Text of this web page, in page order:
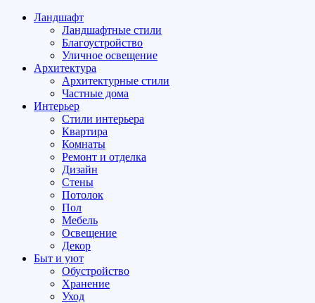
Ландшафт
Ландшафтные стили
Благоустройство
Уличное освещение
Архитектура
Архитектурные стили
Частные дома
Интерьер
Стили интерьера
Квартира
Комнаты
Ремонт и отделка
Дизайн
Стены
Потолок
Пол
Мебель
Освещение
Декор
Быт и уют
Обустройство
Хранение
Уход